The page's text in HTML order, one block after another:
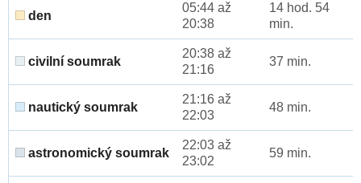
den
05:44 až
20:38
14 hod. 54
min.
civilní soumrak
20:38 až
21:16
37 min.
nautický soumrak
21:16 až
22:03
48 min.
astronomický soumrak
22:03 až
23:02
59 min.